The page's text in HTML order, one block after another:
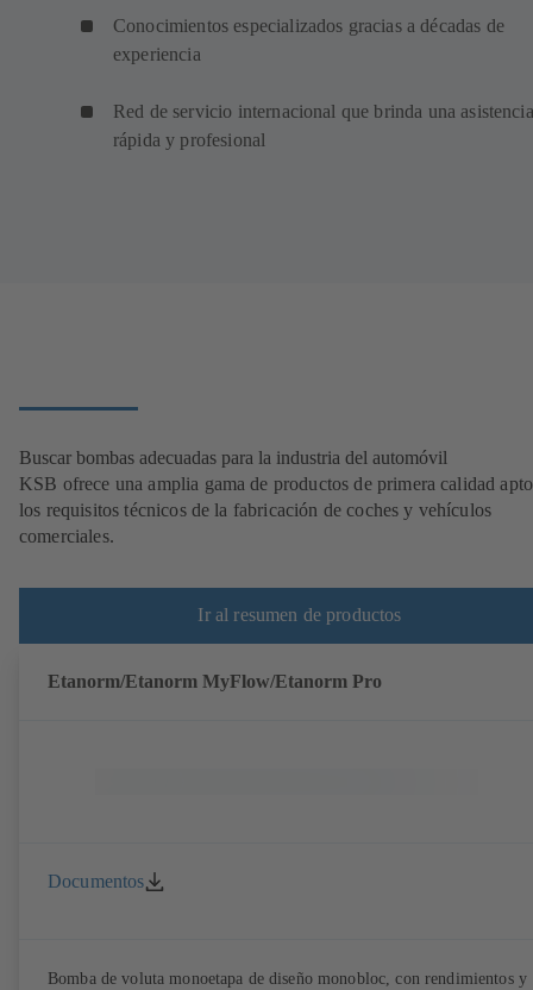
Conocimientos especializados gracias a décadas de
experiencia
Red de servicio internacional que brinda una asistencia
rápida y profesional
Buscar bombas adecuadas para la industria del automóvil
KSB ofrece una amplia gama de productos de primera calidad
los requisitos técnicos de la fabricación de coches y vehículos
comerciales.
Ir al resumen de productos
Etanorm/Etanorm MyFlow/Etanorm Pro
Documentos
Bomba de voluta monoetapa de diseño monobloc, con rendimientos y